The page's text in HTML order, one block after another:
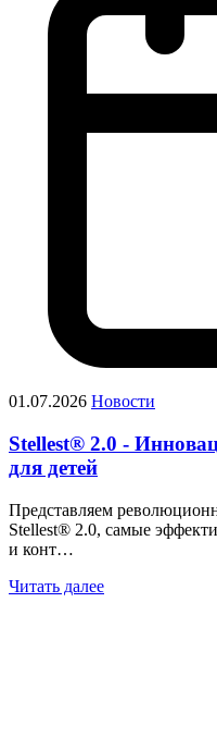
01.07.2026 Новости
Stellest® 2.0 -
для детей
Представляем
Stellest® 2.0, самые
и конт…
Читать далее